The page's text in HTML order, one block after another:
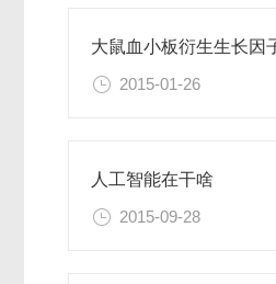
2015-01-26
人工智能在干啥
2015-09-28